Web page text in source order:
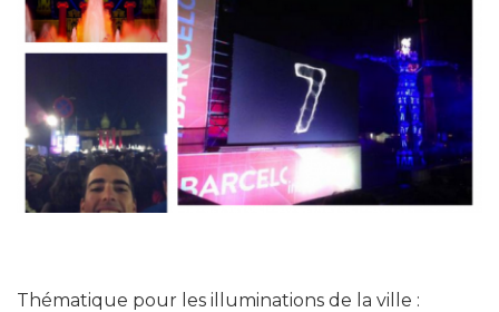
Thématique pour les illuminations de la ville :